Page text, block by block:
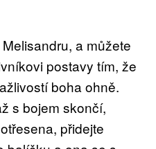
a můžete
postavy tím, že
boha ohně.
s bojem skončí,
přidejte